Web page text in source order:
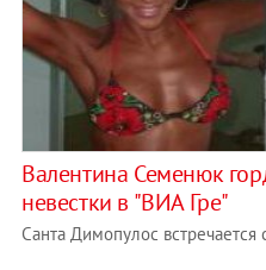
Валентина Семенюк
невестки в "ВИА Гре"
Санта Димопулос